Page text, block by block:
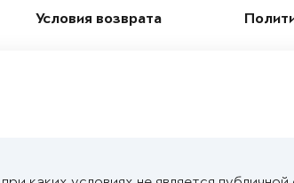
Условия возврата